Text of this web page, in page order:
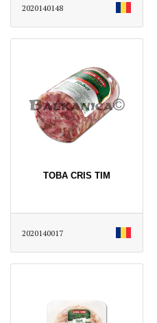
2020140148
TOBA CRIS TIM
2020140017